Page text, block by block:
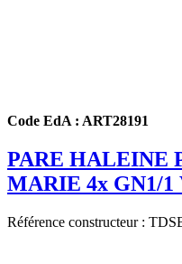
Code EdA : ART28191
PARE HALEINE
MARIE 4x GN1/1
Référence constructeur :